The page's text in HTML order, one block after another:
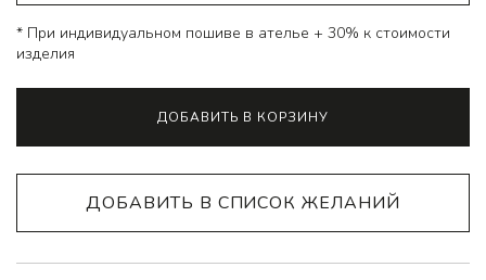
* При индивидуальном пошиве в ателье + 30% к стоимости
изделия
ДОБАВИТЬ В КОРЗИНУ
ДОБАВИТЬ В СПИСОК ЖЕЛАНИЙ